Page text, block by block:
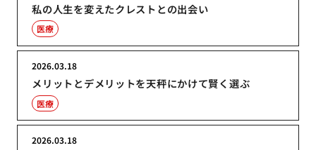
私の人生を変えたクレストとの出会い
医療
メリットとデメリットを天秤にかけて賢く選ぶ
2026.03.18
医療
2026.03.18